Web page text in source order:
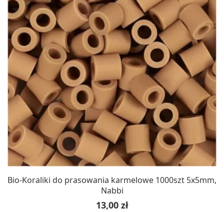
Bio-Koraliki do prasowania karmelowe 1000szt 5x5mm,
Nabbi
Cena
13,00 zł